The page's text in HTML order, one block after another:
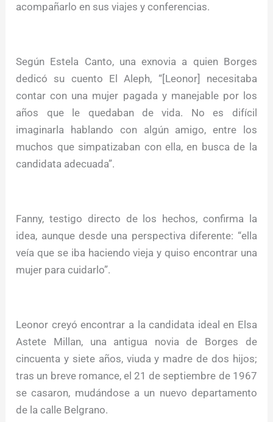
acompañarlo en sus viajes y conferencias.
Según Estela Canto, una exnovia a quien Borges
dedicó su cuento El Aleph, “[Leonor] necesitaba
contar con una mujer pagada y manejable por los
años que le quedaban de vida. No es difícil
imaginarla hablando con algún amigo, entre los
muchos que simpatizaban con ella, en busca de la
candidata adecuada”.
Fanny, testigo directo de los hechos, confirma la
idea, aunque desde una perspectiva diferente: “ella
veía que se iba haciendo vieja y quiso encontrar una
mujer para cuidarlo”.
Leonor creyó encontrar a la candidata ideal en Elsa
Astete Millan, una antigua novia de Borges de
cincuenta y siete años, viuda y madre de dos hijos;
tras un breve romance, el 21 de septiembre de 1967
se casaron, mudándose a un nuevo departamento
de la calle Belgrano.